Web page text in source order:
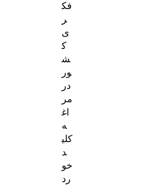
فک
ر
ی
ک
ش
ور
در
مر
اغ
ه
کلی
د
خو
رد